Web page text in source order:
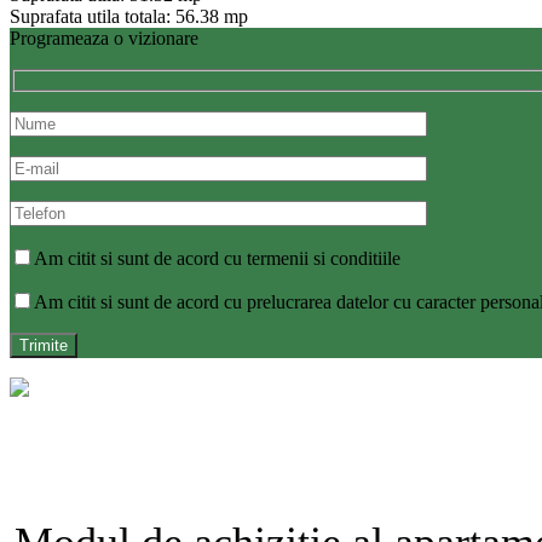
Suprafata utila totala: 56.38 mp
Programeaza o vizionare
Am citit si sunt de acord cu termenii si conditiile
Am citit si sunt de acord cu prelucrarea datelor cu caracter